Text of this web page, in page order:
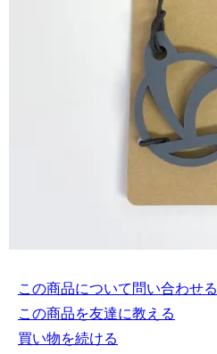
この商品について問い合わせる
この商品を友達に教える
買い物を続ける